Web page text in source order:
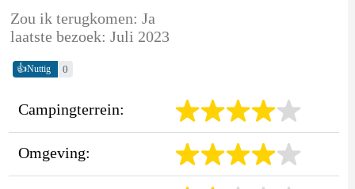
Zou ik terugkomen: Ja
laatste bezoek: Juli 2023
👍Nuttig 0
Campingterrein:
Omgeving: